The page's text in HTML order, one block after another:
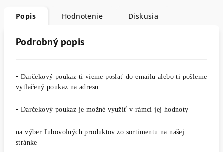
Popis Hodnotenie Diskusia
Podrobný popis
• Darčekový poukaz ti vieme poslať do emailu alebo ti pošleme
vytlačený poukaz na adresu
• Darčekový poukaz je možné využiť v rámci jej hodnoty
na výber ľubovolných produktov zo sortimentu na našej
stránke